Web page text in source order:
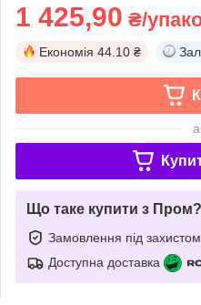
1 425,90 ₴/
Економія 44.10 ₴
Що таке купити з Пром?
Замовлення під захистом
Доступна доставка